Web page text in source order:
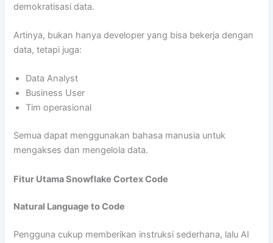
demokratisasi data.
Artinya, bukan hanya developer yang bisa bekerja dengan
data, tetapi juga:
Data Analyst
Business User
Tim operasional
Semua dapat menggunakan bahasa manusia untuk
mengakses dan mengelola data.
Fitur Utama Snowflake Cortex Code
Natural Language to Code
Pengguna cukup memberikan instruksi sederhana, lalu AI